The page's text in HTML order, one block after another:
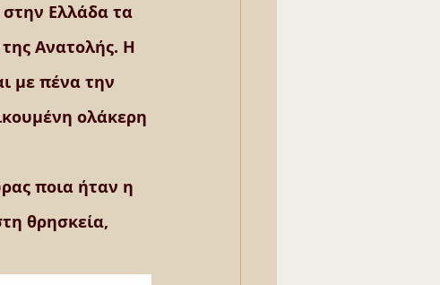
Ελλάδα τα
Ανατολής. Η
με πένα την
ολάκερη
ποια ήταν η
θρησκεία,